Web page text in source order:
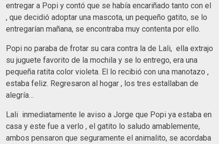
entregar a Popi y contó que se había encariñado tanto con el
, que decidió adoptar una mascota, un pequeño gatito, se lo
entregarían mañana, se encontraba muy contenta por ello.
Popi no paraba de frotar su cara contra la de Lali, ella extrajo
su juguete favorito de la mochila y se lo entrego, era una
pequeña ratita color violeta. El lo recibió con una manotazo ,
estaba feliz. Regresaron al hogar , los tres estallaban de
alegría…
Lali inmediatamente le aviso a Jorge que Popi ya estaba en
casa y este fue a verlo , el gatito lo saludo amablemente,
ambos pensaron que seguramente el animalito, se acordaba